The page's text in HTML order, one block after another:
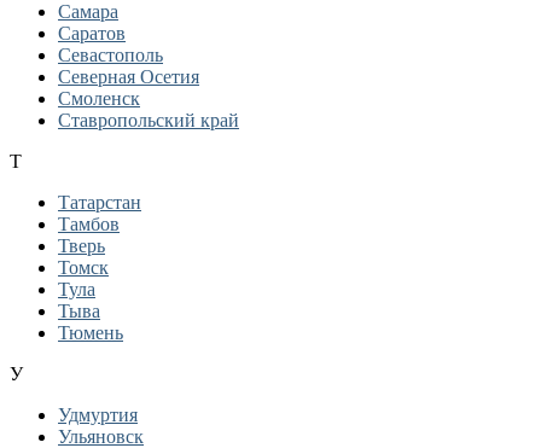
Самара
Саратов
Севастополь
Северная Осетия
Смоленск
Ставропольский край
Т
Татарстан
Тамбов
Тверь
Томск
Тула
Тыва
Тюмень
У
Удмуртия
Ульяновск